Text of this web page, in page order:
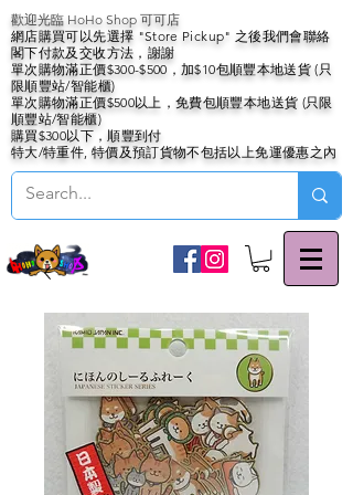
歡迎光臨 HoHo Shop 可可店
網店購買可以先選擇 "Store Pickup" 之後我們會聯絡
閣下付款及交收方法，謝謝
單次購物滿正價$300-$500，加$10包順豐本地送貨 (只
限順豐站/智能櫃)
單次購物滿正價$500以上，免費包順豐本地送貨 (只限
順豐站/智能櫃)
購買$300以下，順豐到付
特大/特重件, 特價及預訂貨物不包括以上免運優惠之內